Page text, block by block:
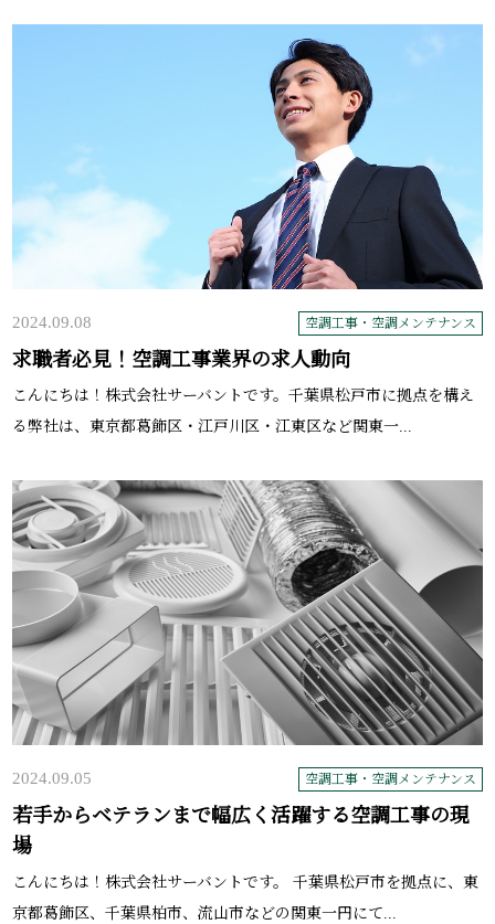
2024.09.08 空調工事・空調メンテナンス
求職者必見！空調工事業界の求人動向
こんにちは！株式会社サーバントです。千葉県松戸市に拠点を構え
る弊社は、東京都葛飾区・江戸川区・江東区など関東一...
2024.09.05 空調工事・空調メンテナンス
若手からベテランまで幅広く活躍する空調工事の現
場
こんにちは！株式会社サーバントです。 千葉県松戸市を拠点に、東
京都葛飾区、千葉県柏市、流山市などの関東一円にて...